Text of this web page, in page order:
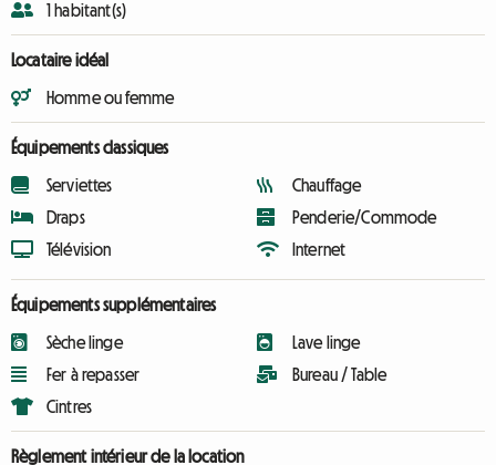
1 habitant(s)
Locataire idéal
Homme ou femme
Équipements classiques
Serviettes
Draps
Télévision
Chauffage
Penderie/Commode
Internet
Équipements supplémentaires
Sèche linge
Fer à repasser
Cintres
Lave linge
Bureau / Table
Règlement intérieur de la location